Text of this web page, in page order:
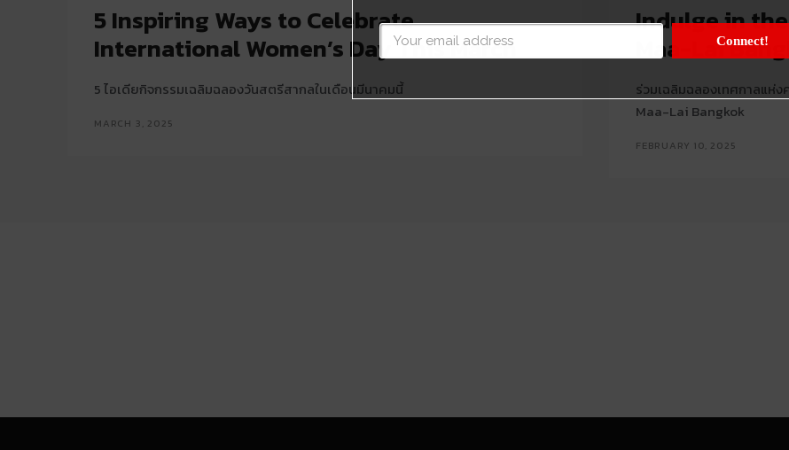
5 Inspiring Ways to Celebrate
International Women’s Day This March
5 ไอเดียกิจกรรมเฉลิมฉลองวันสตรีสากลในเดือนมีนาคมนี้
MARCH 3, 2025
Indulge in
Maa-Lai
ร่วมเฉลิมฉลองเทศกาลแห่
Maa-Lai Bangkok
FEBRUARY 10, 2025
Connect!